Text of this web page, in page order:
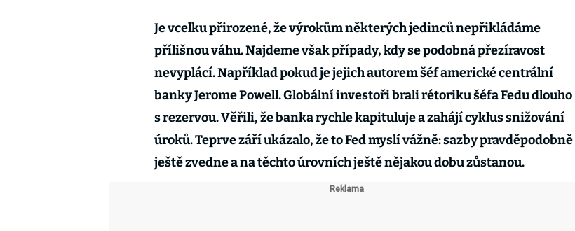
Je vcelku přirozené, že výrokům některých jedinců nepřikládáme
přílišnou váhu. Najdeme však případy, kdy se podobná přezíravost
nevyplácí. Například pokud je jejich autorem šéf americké centrální
banky Jerome Powell. Globální investoři brali rétoriku šéfa Fedu dlouho
s rezervou. Věřili, že banka rychle kapituluje a zahájí cyklus snižování
úroků. Teprve září ukázalo, že to Fed myslí vážně: sazby pravděpodobně
ještě zvedne a na těchto úrovních ještě nějakou dobu zůstanou.